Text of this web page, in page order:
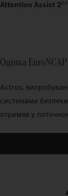
Attention Assist 2 2,3
Оцінка
Actros,
системами
отримав у